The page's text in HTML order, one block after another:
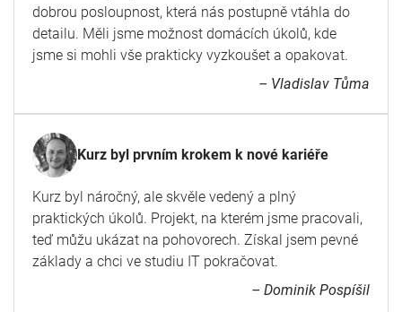
dobrou posloupnost, která nás postupně vtáhla do
detailu. Měli jsme možnost domácích úkolů, kde
jsme si mohli vše prakticky vyzkoušet a opakovat.
– Vladislav Tůma
Kurz byl prvním krokem k nové kariéře
Kurz byl náročný, ale skvěle vedený a plný
praktických úkolů. Projekt, na kterém jsme pracovali,
teď můžu ukázat na pohovorech. Získal jsem pevné
základy a chci ve studiu IT pokračovat.
– Dominik Pospíšil